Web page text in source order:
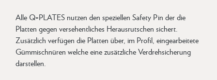
Alle Q=PLATES nutzen den speziellen Safety Pin der die
Platten gegen versehentliches Herausrutschen sichert.
Zusätzlich verfügen die Platten über, im Profil, eingearbeitete
Gümmischnüren welche eine zusätzliche Verdrehsicherung
darstellen.